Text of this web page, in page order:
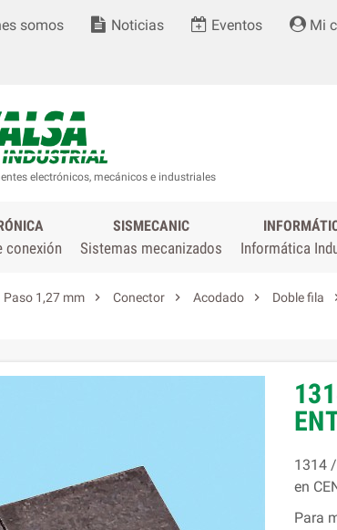
somos Noticias Eventos Mi
electrónicos, mecánicos e industriales
conexión
SISMECANIC
Sistemas mecanizados Informática
Paso 1,27 mm  Conector  Acodado  Doble fila
1314
en
Para